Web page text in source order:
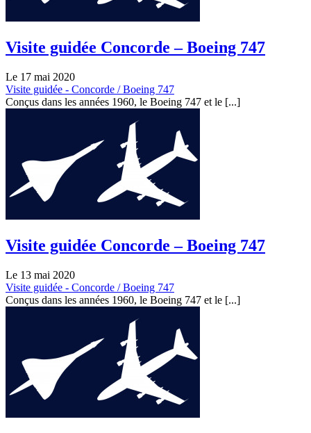
Visite guidée Concorde – Boeing 747
Le 17 mai 2020
Visite guidée - Concorde / Boeing 747
Conçus dans les années 1960, le Boeing 747 et le [...]
Visite guidée Concorde – Boeing 747
Le 13 mai 2020
Visite guidée - Concorde / Boeing 747
Conçus dans les années 1960, le Boeing 747 et le [...]